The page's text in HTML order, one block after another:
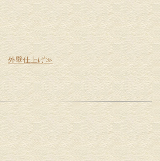
外壁仕上げ≫